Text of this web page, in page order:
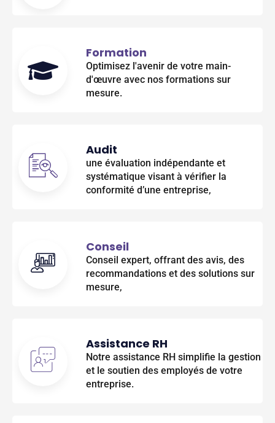
Formation
Optimisez l'avenir de votre main-
d'œuvre avec nos formations sur
mesure.
Audit
une évaluation indépendante et
systématique visant à vérifier la
conformité d’une entreprise,
Conseil
Conseil expert, offrant des avis, des
recommandations et des solutions sur
mesure,
Assistance RH
Notre assistance RH simplifie la gestion
et le soutien des employés de votre
entreprise.